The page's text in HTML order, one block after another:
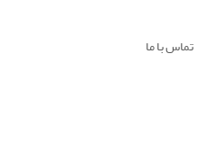
تماس با ما